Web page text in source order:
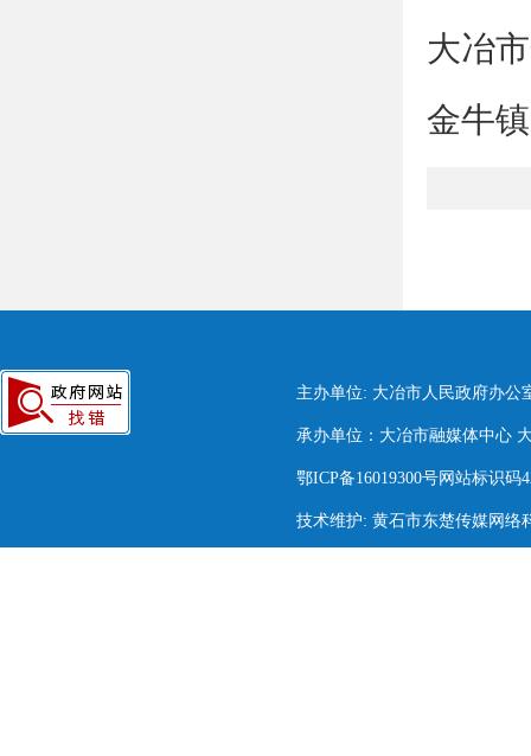
大冶
金牛
主办单位: 大冶市人民政府办公
承办单位：大冶市融媒体中心
鄂ICP备16019300号网站标识码
技术维护: 黄石市东楚传媒网络